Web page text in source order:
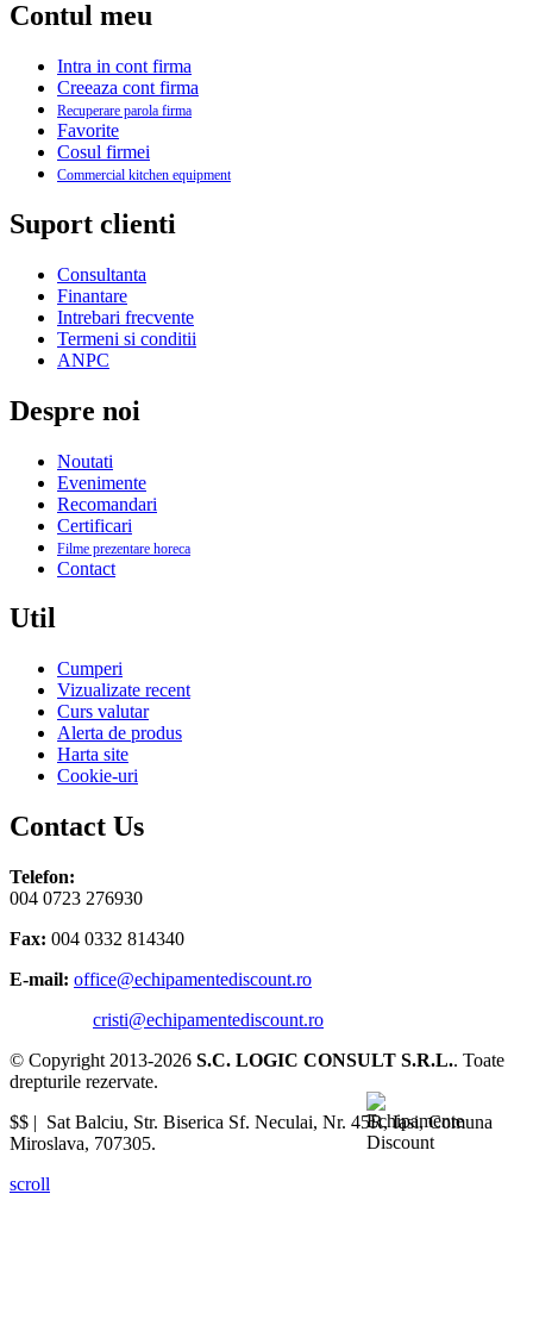
Contul meu
Intra in cont firma
Creeaza cont firma
Recuperare parola firma
Favorite
Cosul firmei
Commercial kitchen equipment
Suport clienti
Consultanta
Finantare
Intrebari frecvente
Termeni si conditii
ANPC
Despre noi
Noutati
Evenimente
Recomandari
Certificari
Filme prezentare horeca
Contact
Util
Cumperi
Vizualizate recent
Curs valutar
Alerta de produs
Harta site
Cookie-uri
Contact Us
Telefon:
004 0723 276930
Fax: 004 0332 814340
E-mail: office@echipamentediscount.ro
cristi@echipamentediscount.ro
© Copyright 2013-2026 S.C. LOGIC CONSULT S.R.L.. Toate
drepturile rezervate.
$$ | Sat Balciu, Str. Biserica Sf. Neculai, Nr. 45R,Iasi,Comuna
Miroslava, 707305.
scroll